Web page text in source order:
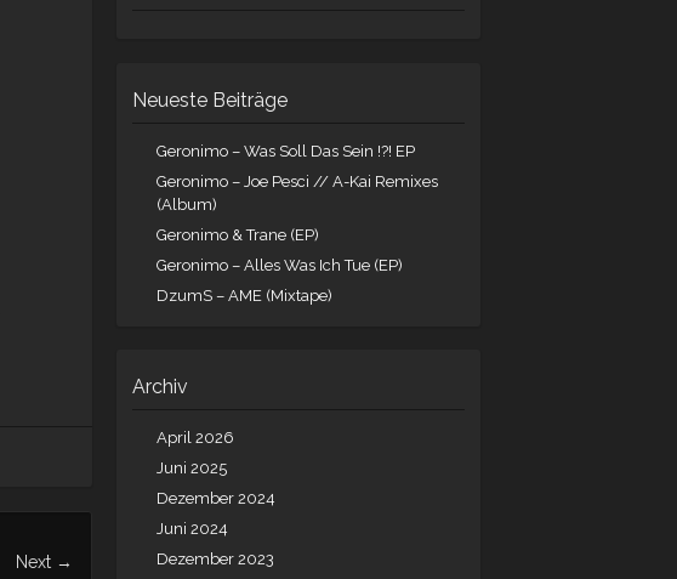
Next →
Neueste Beiträge
Geronimo – Was Soll Das Sein !?! EP
Geronimo – Joe Pesci // A-Kai Remixes
(Album)
Geronimo & Trane (EP)
Geronimo – Alles Was Ich Tue (EP)
DzumS – AME (Mixtape)
Archiv
April 2026
Juni 2025
Dezember 2024
Juni 2024
Dezember 2023